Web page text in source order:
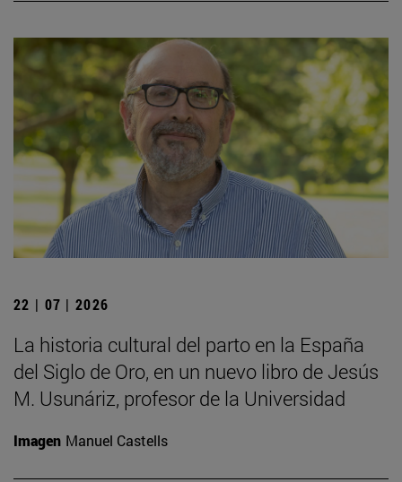
22 | 07 | 2026
La historia cultural del parto en la España
del Siglo de Oro, en un nuevo libro de Jesús
M. Usunáriz, profesor de la Universidad
Imagen Manuel Castells